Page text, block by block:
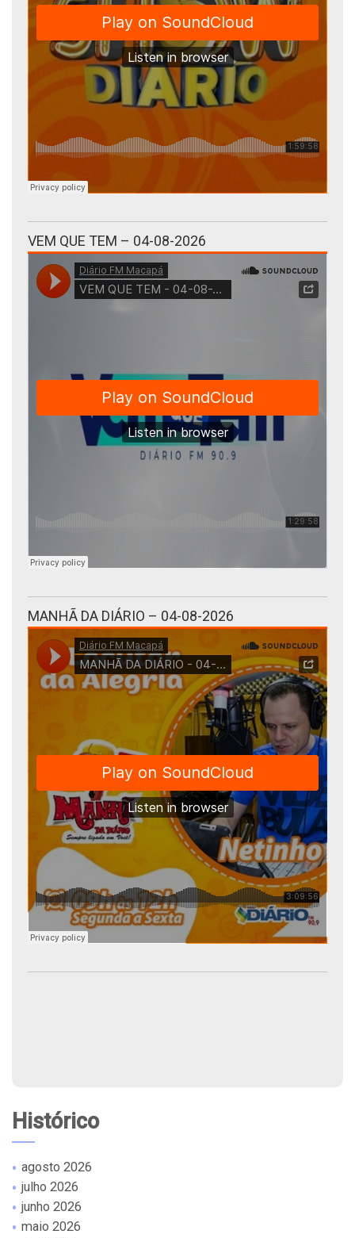
VEM QUE TEM – 04-08-2026
MANHÃ DA DIÁRIO – 04-08-2026
Histórico
agosto 2026
julho 2026
junho 2026
maio 2026